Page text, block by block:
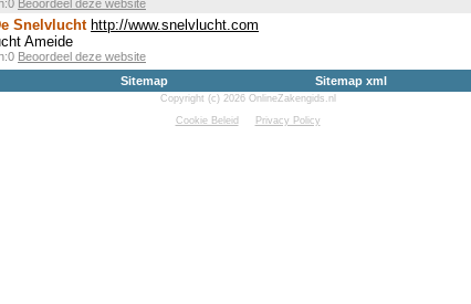
Beoordeel deze website
Snelvlucht http://www.snelvlucht.com
Ameide
Beoordeel deze website
Sitemap Sitemap xml
Copyright (c) 2026 OnlineZakengids.nl
Cookie Beleid
Privacy Policy